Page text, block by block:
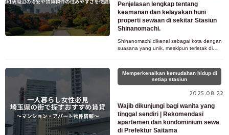
Penjelasan lengkap tentang
keamanan dan kelayakan huni
properti sewaan di sekitar Stasiun
Shinanomachi.
Shinanomachi dikenal sebagai kota dengan
suasana yang unik, meskipun terletak di
Memperkenalkan kemudahan hidup di
setiap stasiun
2025.08.22
Wajib dikunjungi bagi wanita yang
tinggal sendiri | Rekomendasi
apartemen dan kondominium sewa
di Prefektur Saitama